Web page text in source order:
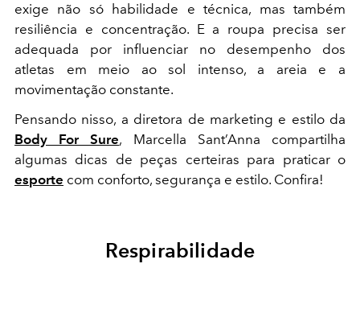
exige não só habilidade e técnica, mas também
resiliência e concentração. E a roupa precisa ser
adequada por influenciar no desempenho dos
atletas em meio ao sol intenso, a areia e a
movimentação constante.
Pensando nisso, a diretora de marketing e estilo da
Body For Sure, Marcella Sant’Anna compartilha
algumas dicas de peças certeiras para praticar o
esporte com conforto, segurança e estilo. Confira!
Respirabilidade